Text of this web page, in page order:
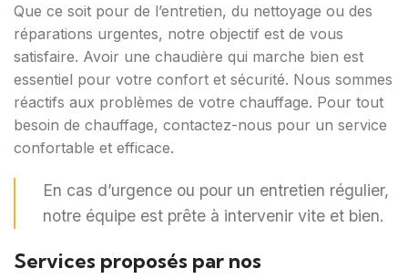
Que ce soit pour de l’entretien, du nettoyage ou des
réparations urgentes, notre objectif est de vous
satisfaire. Avoir une chaudière qui marche bien est
essentiel pour votre confort et sécurité. Nous sommes
réactifs aux problèmes de votre chauffage. Pour tout
besoin de chauffage, contactez-nous pour un service
confortable et efficace.
En cas d’urgence ou pour un entretien régulier,
notre équipe est prête à intervenir vite et bien.
Services proposés par nos